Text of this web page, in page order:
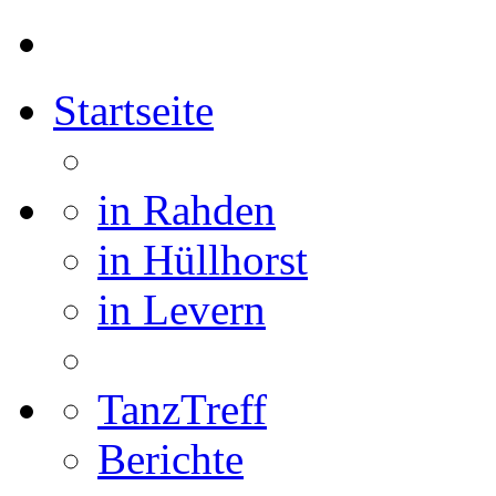
Startseite
in Rahden
in Hüllhorst
in Levern
TanzTreff
Berichte